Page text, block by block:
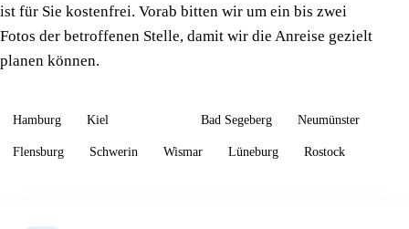
ist für Sie kostenfrei. Vorab bitten wir um ein bis zwei
Fotos der betroffenen Stelle, damit wir die Anreise gezielt
planen können.
Hamburg Kiel Bad Segeberg Neumünster
Flensburg Schwerin Wismar Lüneburg Rostock